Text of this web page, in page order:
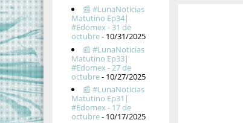
📰 #LunaNoticias
Matutino Ep34|
#Edomex - 31 de
octubre- 10/31/2025
📰 #LunaNoticias
Matutino Ep33|
#Edomex - 27 de
octubre- 10/27/2025
📰 #LunaNoticias
Matutino Ep31|
#Edomex - 17 de
octubre- 10/17/2025